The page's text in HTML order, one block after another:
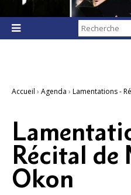

Chercher par
Recherche
Accueil › Agenda › Lamentations -
Récital de
Okon